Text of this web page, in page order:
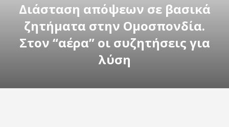
Διάσταση απόψεων σε βασικά
ζητήματα στην Ομοσπονδία.
Στον “αέρα” οι συζητήσεις για
λύση